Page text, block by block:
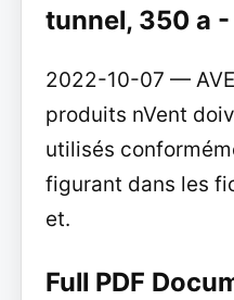
tunnel, 350 a -
2022-10-07 —
produits nVent
utilisés
figurant dans les
et.
Full PDF